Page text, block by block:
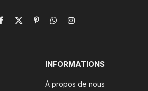
Facebook
X
(Twitter)
PinterestWhatsAppInstagram
INFORMATIONS
À propos de nous